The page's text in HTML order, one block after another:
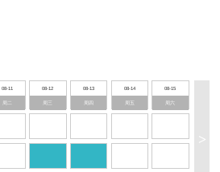
08-11
周二
08-12
周三
08-13
周四
08-14
周五
08-15
周六
>